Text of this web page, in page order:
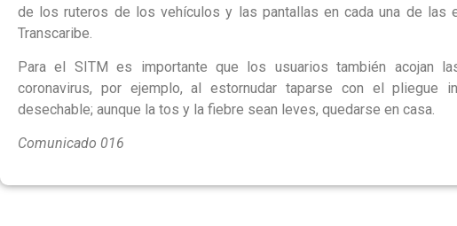
de los ruteros de los vehículos y las pantallas en cada una de las
Transcaribe.
Para el SITM es importante que los usuarios también acojan
coronavirus, por ejemplo, al estornudar taparse con el pliegue
desechable; aunque la tos y la fiebre sean leves, quedarse en casa.
Comunicado 016